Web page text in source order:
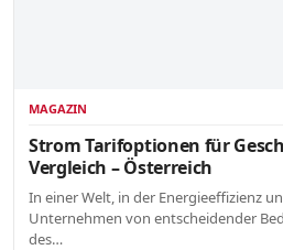
MAGAZIN
Strom Tarifoptionen für
Vergleich – Österreich
In einer Welt, in der Energieeffizienz
Unternehmen von entscheidender
des…